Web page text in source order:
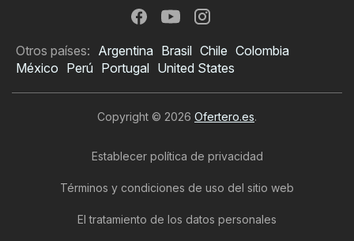
Otros países: Argentina Brasil Chile Colombia
México Perú Portugal United States
Copyright © 2026 Ofertero.es.
Establecer política de privacidad
Términos y condiciones de uso del sitio web
El tratamiento de los datos personales